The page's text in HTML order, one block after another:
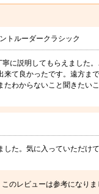
トルーダークラシック
に説明してもらえました
て良かったです。遠方ま
わからないこと聞きたい
た。気に入っていただけ
このレビューは参考になりま